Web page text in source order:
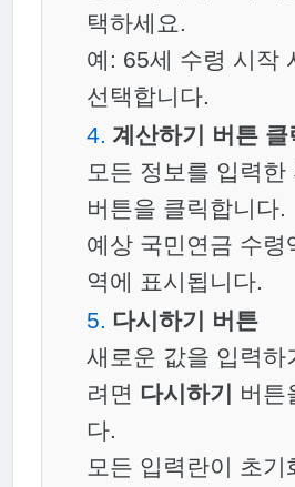
택하세요.
예: 65세 수령 시작
선택합니다.
계산하기 버튼 클
모든 정보를 입력한
버튼을 클릭합니다.
예상 국민연금 수령
역에 표시됩니다.
다시하기 버튼
새로운 값을 입력하
려면 다시하기
버튼
다.
모든 입력란이 초기